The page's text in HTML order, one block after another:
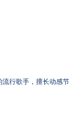
行歌手，擅长动感节